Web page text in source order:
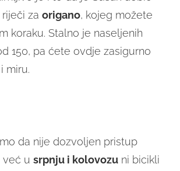
za origano, kojeg možete
koraku. Stalno je naseljenih
150, pa ćete ovdje zasigurno
miru.
da nije dozvoljen pristup
već u srpnju i kolovozu ni bicikli